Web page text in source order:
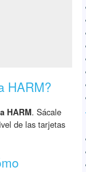
HARM?
HARM. Sácale
de las tarjetas